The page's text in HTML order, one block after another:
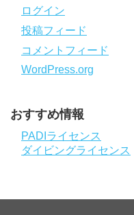
ログイン
投稿フィード
コメントフィード
WordPress.org
おすすめ情報
PADIライセンス
ダイビングライセンス